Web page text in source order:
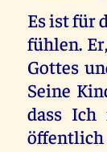
Es ist für
fühlen.
Gottes
Seine
dass